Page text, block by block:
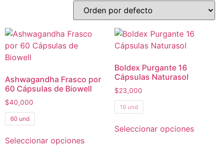
Ashwagandha Frasco por
60 Cápsulas de Biowell
$40,000
60 und
Seleccionar opciones
Boldex Purgante 16
Cápsulas Naturasol
$23,000
16 und
Seleccionar opciones